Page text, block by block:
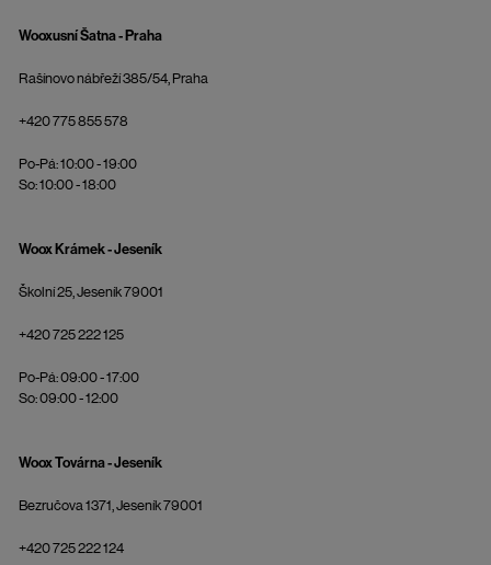
Wooxusní Šatna - Praha
Rašínovo nábřeží 385/54, Praha
+420 775 855 578
Po-Pá: 10:00 - 19:00
So: 10:00 - 18:00
Woox Krámek - Jeseník
Školní 25, Jeseník 79001
+420 725 222 125
Po-Pá: 09:00 - 17:00
So: 09:00 - 12:00
Woox Továrna - Jeseník
Bezručova 1371, Jeseník 79001
+420 725 222 124